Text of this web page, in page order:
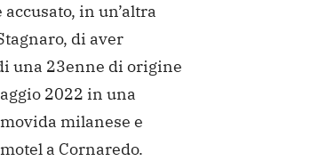
in un’altra
di aver
una 23enne di origine
2022 in una
milanese e
a Cornaredo.